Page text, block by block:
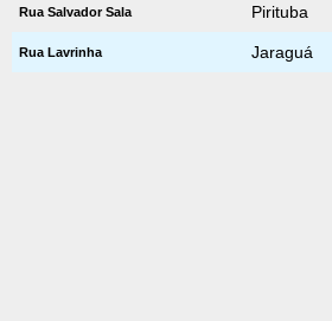
Rua Salvador Sala Pirituba
Rua Lavrinha Jaraguá